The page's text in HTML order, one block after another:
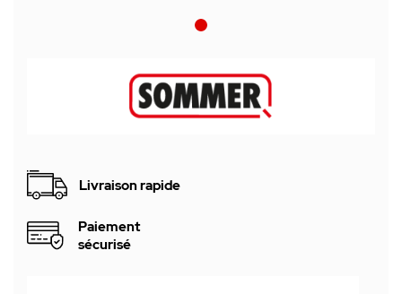
Livraison rapide
Paiement
sécurisé